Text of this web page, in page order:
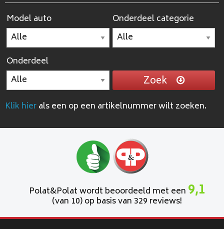
Model auto Onderdeel categorie
Onderdeel
Zoek
Klik hierals een op een artikelnummer wilt zoeken.
Polat&Polat wordt beoordeeld met een 9,1
(van 10) op basis van 329 reviews!